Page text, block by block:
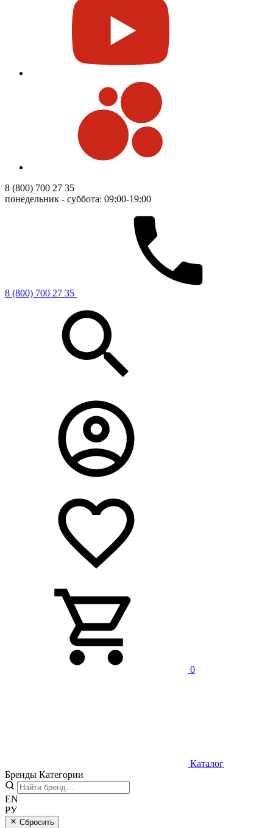
8 (800) 700 27 35
понедельник - суббота: 09:00-19:00
8 (800) 700 27 35
0
Каталог
Бренды Категории
EN
РУ
Сбросить